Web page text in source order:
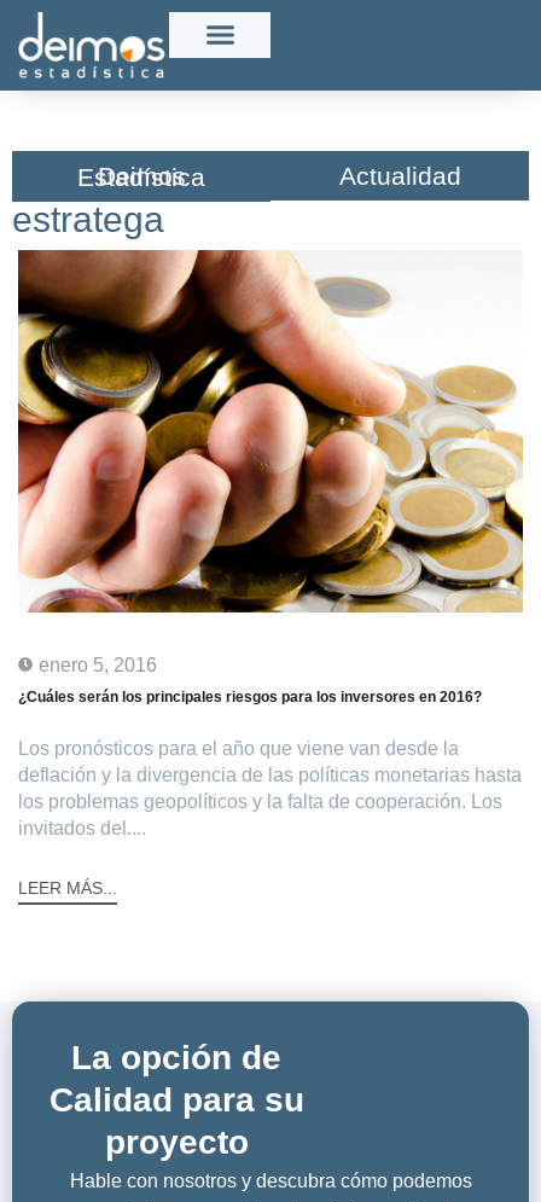
Deimos Estadística​ Actualidad
estratega
enero 5, 2016
¿Cuáles serán los principales riesgos para los inversores en 2016?
Los pronósticos para el año que viene van desde la
deflación y la divergencia de las políticas monetarias hasta
los problemas geopolíticos y la falta de cooperación. Los
invitados del....
LEER MÁS...
La opción de
Calidad para su
proyecto
Hable con nosotros y descubra cómo podemos